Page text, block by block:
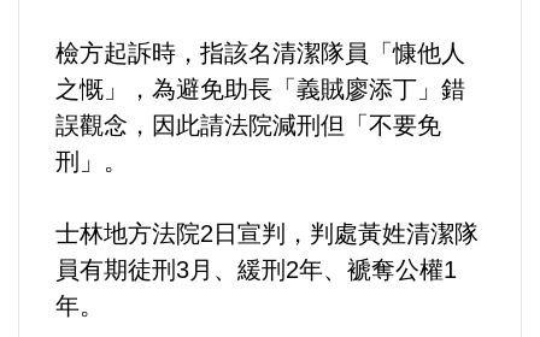
檢方起訴時，指該名清潔隊員「慷他人
之慨」，為避免助長「義賊廖添丁」錯
誤觀念，因此請法院減刑但「不要免
刑」。
士林地方法院2日宣判，判處黃姓清潔隊
員有期徒刑3月、緩刑2年、褫奪公權1
年。